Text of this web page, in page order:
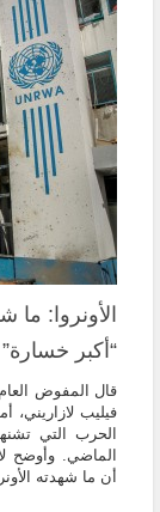
الأونروا: ما
“أكبر
قال المفوض
الماضي. وأوضح
أن ما شهدته